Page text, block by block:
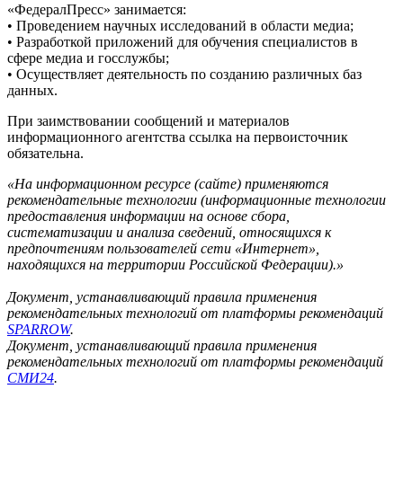
«ФедералПресс» занимается:
• Проведением научных исследований в области медиа;
• Разработкой приложений для обучения специалистов в
сфере медиа и госслужбы;
• Осуществляет деятельность по созданию различных баз
данных.
При заимствовании сообщений и материалов
информационного агентства ссылка на первоисточник
обязательна.
«На информационном ресурсе (сайте) применяются
рекомендательные технологии (информационные технологии
предоставления информации на основе сбора,
систематизации и анализа сведений, относящихся к
предпочтениям пользователей сети «Интернет»,
находящихся на территории Российской Федерации).»
Документ, устанавливающий правила применения
рекомендательных технологий от платформы рекомендаций
SPARROW.
Документ, устанавливающий правила применения
рекомендательных технологий от платформы рекомендаций
СМИ24.